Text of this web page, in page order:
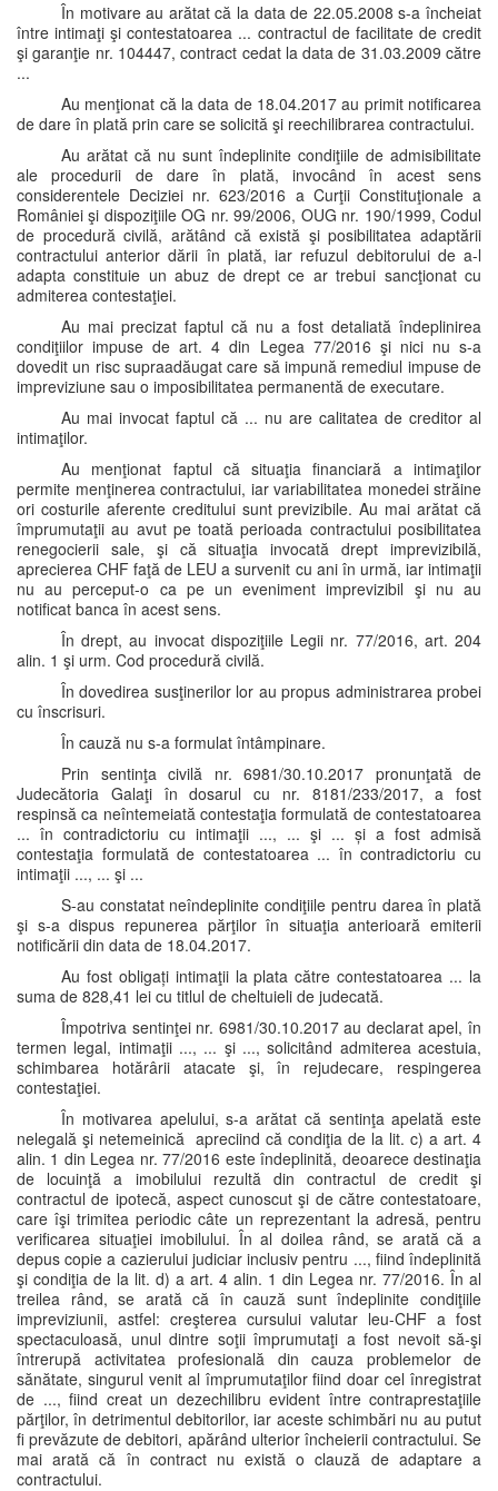
În motivare au arătat că la data de 22.05.2008 s-a încheiat
între intimaţi şi contestatoarea ... contractul de facilitate de credit
şi garanţie nr. 104447, contract cedat la data de 31.03.2009 către
...
Au menţionat că la data de 18.04.2017 au primit notificarea
de dare în plată prin care se solicită şi reechilibrarea contractului.
Au arătat că nu sunt îndeplinite condiţiile de admisibilitate
ale procedurii de dare în plată, invocând în acest sens
considerentele Deciziei nr. 623/2016 a Curţii Constituţionale a
României şi dispoziţiile OG nr. 99/2006, OUG nr. 190/1999, Codul
de procedură civilă, arătând că există şi posibilitatea adaptării
contractului anterior dării în plată, iar refuzul debitorului de a-l
adapta constituie un abuz de drept ce ar trebui sancţionat cu
admiterea contestaţiei.
Au mai precizat faptul că nu a fost detaliată îndeplinirea
condiţiilor impuse de art. 4 din Legea 77/2016 şi nici nu s-a
dovedit un risc supraadăugat care să impună remediul impuse de
impreviziune sau o imposibilitatea permanentă de executare.
Au mai invocat faptul că ... nu are calitatea de creditor al
intimaţilor.
Au menţionat faptul că situaţia financiară a intimaţilor
permite menţinerea contractului, iar variabilitatea monedei străine
ori costurile aferente creditului sunt previzibile. Au mai arătat că
împrumutaţii au avut pe toată perioada contractului posibilitatea
renegocierii sale, şi că situaţia invocată drept imprevizibilă,
aprecierea CHF faţă de LEU a survenit cu ani în urmă, iar intimaţii
nu au perceput-o ca pe un eveniment imprevizibil şi nu au
notificat banca în acest sens.
În drept, au invocat dispoziţiile Legii nr. 77/2016, art. 204
alin. 1 şi urm. Cod procedură civilă.
În dovedirea susţinerilor lor au propus administrarea probei
cu înscrisuri.
În cauză nu s-a formulat întâmpinare.
Prin sentinţa civilă nr. 6981/30.10.2017 pronunţată de
Judecătoria Galaţi în dosarul cu nr. 8181/233/2017, a fost
respinsă ca neîntemeiată contestaţia formulată de contestatoarea
... în contradictoriu cu intimaţii ..., ... şi ... și a fost admisă
contestaţia formulată de contestatoarea ... în contradictoriu cu
intimaţii ..., ... şi ...
S-au constatat neîndeplinite condiţiile pentru darea în plată
şi s-a dispus repunerea părţilor în situaţia anterioară emiterii
notificării din data de 18.04.2017.
Au fost obligați intimaţii la plata către contestatoarea ... la
suma de 828,41 lei cu titlul de cheltuieli de judecată.
Împotriva sentinţei nr. 6981/30.10.2017 au declarat apel, în
termen legal, intimaţii ..., ... şi ..., solicitând admiterea acestuia,
schimbarea hotărârii atacate şi, în rejudecare, respingerea
contestaţiei.
În motivarea apelului, s-a arătat că sentinţa apelată este
nelegală şi netemeinică apreciind că condiţia de la lit. c) a art. 4
alin. 1 din Legea nr. 77/2016 este îndeplinită, deoarece destinaţia
de locuinţă a imobilului rezultă din contractul de credit şi
contractul de ipotecă, aspect cunoscut şi de către contestatoare,
care îşi trimitea periodic câte un reprezentant la adresă, pentru
verificarea situaţiei imobilului. În al doilea rând, se arată că a
depus copie a cazierului judiciar inclusiv pentru ..., fiind îndeplinită
şi condiţia de la lit. d) a art. 4 alin. 1 din Legea nr. 77/2016. În al
treilea rând, se arată că în cauză sunt îndeplinite condiţiile
impreviziunii, astfel: creşterea cursului valutar leu-CHF a fost
spectaculoasă, unul dintre soţii împrumutaţi a fost nevoit să-şi
întrerupă activitatea profesională din cauza problemelor de
sănătate, singurul venit al împrumutaţilor fiind doar cel înregistrat
de ..., fiind creat un dezechilibru evident între contraprestaţiile
părţilor, în detrimentul debitorilor, iar aceste schimbări nu au putut
fi prevăzute de debitori, apărând ulterior încheierii contractului. Se
mai arată că în contract nu există o clauză de adaptare a
contractului.